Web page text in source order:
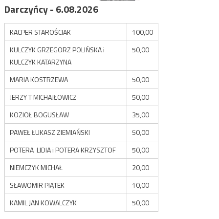
Darczyńcy - 6.08.2026
KACPER STAROŚCIAK
100,00
KULCZYK GRZEGORZ POLIŃSKA i
KULCZYK KATARZYNA
50,00
MARIA KOSTRZEWA
50,00
JERZY T MICHAJŁOWICZ
50,00
KOZIOŁ BOGUSŁAW
35,00
PAWEŁ ŁUKASZ ZIEMIAŃSKI
50,00
POTERA LIDIA i POTERA KRZYSZTOF
50,00
NIEMCZYK MICHAŁ
20,00
SŁAWOMIR PIĄTEK
10,00
KAMIL JAN KOWALCZYK
50,00